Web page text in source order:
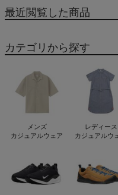
最近閲覧した商品
カテゴリから探す
メンズ
カジュアルウェア
レディース
カジュアルウ